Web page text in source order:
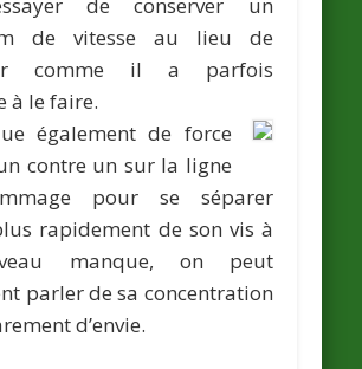
de vitesse au lieu de
comme il a parfois
à le faire.
également de force
contre un sur la ligne
pour se séparer
rapidement de son vis à
manque, on peut
parler de sa concentration
d’envie.